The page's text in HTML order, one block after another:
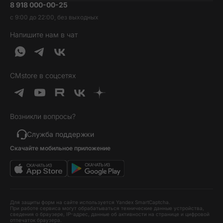
Наушники и колонки
Гаджеты
Услуги и софт
Идеи подарков
Товары дня
Выгодные комплекты
Хиты продаж
Уценка
Трейд-ин
Гарантия и возврат
Доставка и оплата
Кредит и рассрочка
Вакансии
Контакты
Обратная связь
О нас
8 918 000-00-25
с 9:00 до 22:00, без выходных
Напишите нам в чат
CMstore в соцсетях
Возникли вопросы?
Служба поддержки
Скачайте мобильное приложение
Для защиты форм на сайте используется Yandex SmartCaptcha.
При работе сервиса могут обрабатываться технические данные устройства,
сведения о браузере, IP-адрес, данные об активности на странице и цифровой
отпечаток браузера.